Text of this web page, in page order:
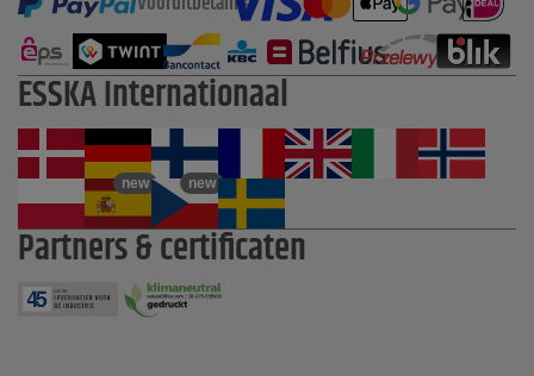
ESSKA Internationaal
new new
Partners & certificaten